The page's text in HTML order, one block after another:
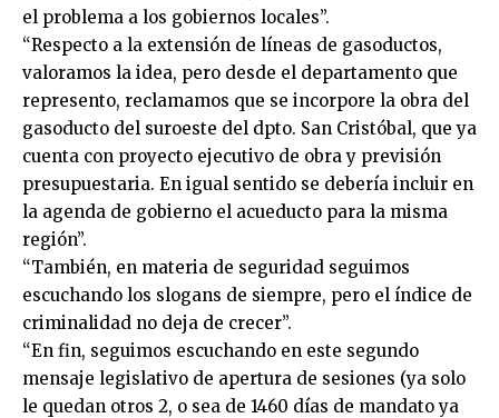
el problema a los gobiernos locales”.
“Respecto a la extensión de líneas de gasoductos,
valoramos la idea, pero desde el departamento que
represento, reclamamos que se incorpore la obra del
gasoducto del suroeste del dpto. San Cristóbal, que ya
cuenta con proyecto ejecutivo de obra y previsión
presupuestaria. En igual sentido se debería incluir en
la agenda de gobierno el acueducto para la misma
región”.
“También, en materia de seguridad seguimos
escuchando los slogans de siempre, pero el índice de
criminalidad no deja de crecer”.
“En fin, seguimos escuchando en este segundo
mensaje legislativo de apertura de sesiones (ya solo
le quedan otros 2, o sea de 1460 días de mandato ya